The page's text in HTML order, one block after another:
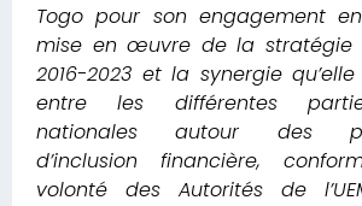
Togo pour son engagement
mise en œuvre de la stratégie
2016-2023 et la synergie
entre les différentes
nationales autour des
d’inclusion financière,
volonté des Autorités de